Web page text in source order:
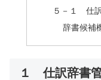
５－１ 仕
辞書候補
１ 仕訳辞書